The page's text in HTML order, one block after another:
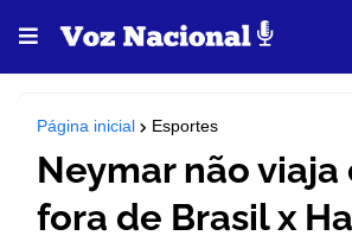
Página inicial Esportes
Neymar não viaja
fora de Brasil x